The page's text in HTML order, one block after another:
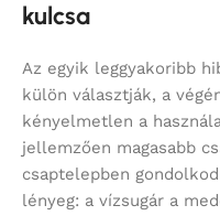
kulcsa
Az egyik leggyakoribb
külön választják, a
kényelmetlen a
jellemzően magasabb
csaptelepben
lényeg: a vízsugár a